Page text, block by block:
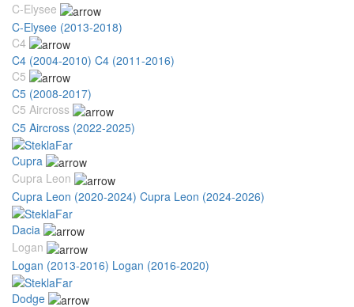
C-Elysee
C-Elysee (2013-2018)
C4
C4 (2004-2010) C4 (2011-2016)
C5
C5 (2008-2017)
C5 Aircross
C5 Aircross (2022-2025)
Cupra
Cupra Leon
Cupra Leon (2020-2024) Cupra Leon (2024-2026)
Dacia
Logan
Logan (2013-2016) Logan (2016-2020)
Dodge